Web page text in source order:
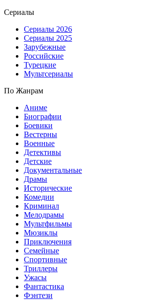
Сериалы
Сериалы 2026
Сериалы 2025
Зарубежные
Российские
Турецкие
Мультсериалы
По Жанрам
Аниме
Биографии
Боевики
Вестерны
Военные
Детективы
Детские
Документальные
Драмы
Исторические
Комедии
Криминал
Мелодрамы
Мультфильмы
Мюзиклы
Приключения
Семейные
Спортивные
Триллеры
Ужасы
Фантастика
Фэнтези